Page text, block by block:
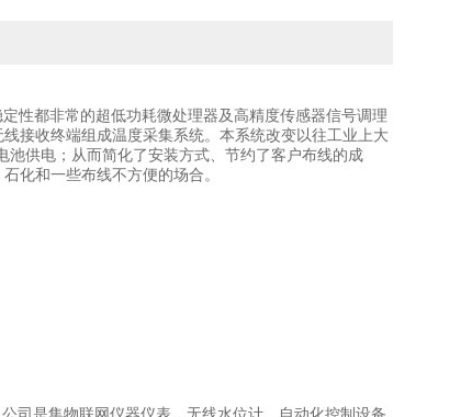
性都非常的超低功耗微处理器及高精度传感器信号调理
接收终端组成温度采集系统。本系统改变以往工业上大
供电；从而简化了安装方式、节约了客户布线的成
化和一些布线不方便的场合。